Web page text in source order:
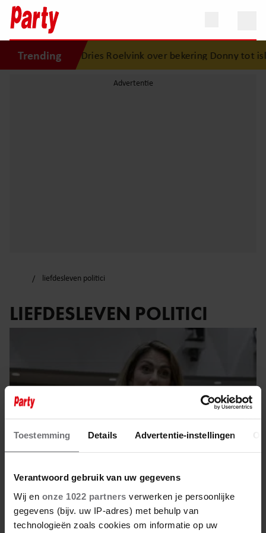
Toestemming Details Advertentie-instellingen
Verantwoord gebruik van uw gegevens
Wij en onze 1022 partners verwerken je persoonlijke
gegevens (bijv. uw IP-adres) met behulp van
technologieën zoals cookies om informatie op uw
Trending
wordt oma• Dries Roelvink over bekering Donny tot
liefdesleven politici
LIEFDESLEVEN POLITICI
4 juni 2025